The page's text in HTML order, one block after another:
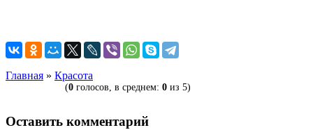
Главная » Красота
(0 голосов, в среднем: 0 из 5)
Оставить комментарий